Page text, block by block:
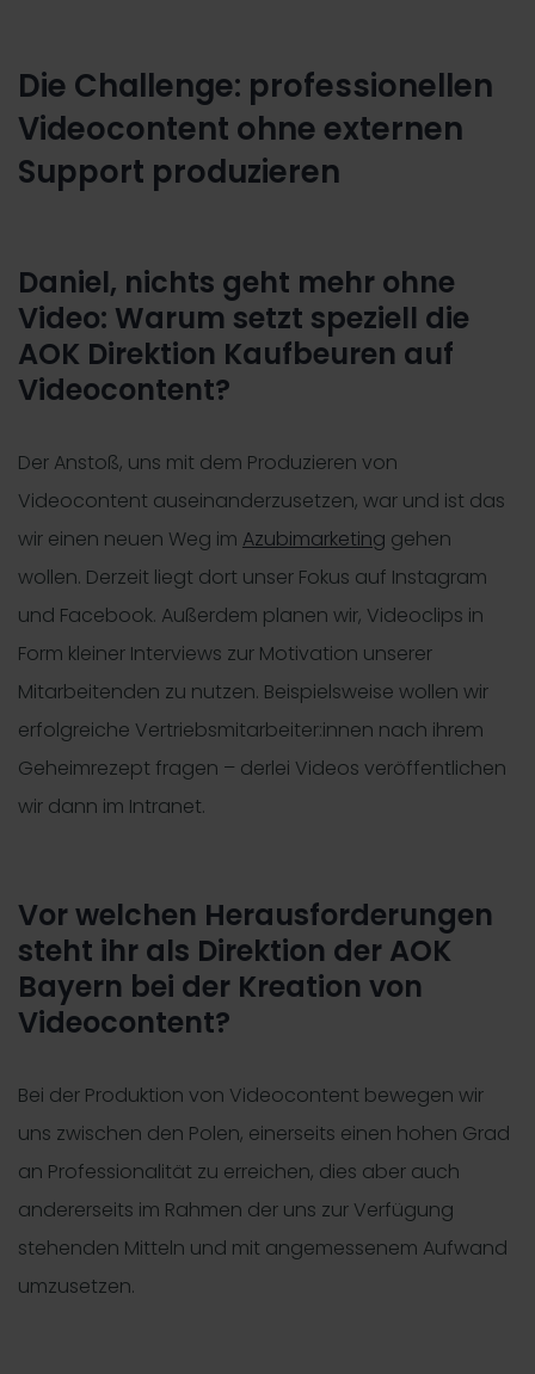
Die Challenge: professionellen
Videocontent ohne externen
Support produzieren
Daniel, nichts geht mehr ohne
Video: Warum setzt speziell die
AOK Direktion Kaufbeuren auf
Videocontent?
Der Anstoß, uns mit dem Produzieren von
Videocontent auseinanderzusetzen, war und ist das
wir einen neuen Weg im Azubimarketing gehen
wollen. Derzeit liegt dort unser Fokus auf Instagram
und Facebook. Außerdem planen wir, Videoclips in
Form kleiner Interviews zur Motivation unserer
Mitarbeitenden zu nutzen. Beispielsweise wollen wir
erfolgreiche Vertriebsmitarbeiter:innen nach ihrem
Geheimrezept fragen – derlei Videos veröffentlichen
wir dann im Intranet.
Vor welchen Herausforderungen
steht ihr als Direktion der AOK
Bayern bei der Kreation von
Videocontent?
Bei der Produktion von Videocontent bewegen wir
uns zwischen den Polen, einerseits einen hohen Grad
an Professionalität zu erreichen, dies aber auch
andererseits im Rahmen der uns zur Verfügung
stehenden Mitteln und mit angemessenem Aufwand
umzusetzen.